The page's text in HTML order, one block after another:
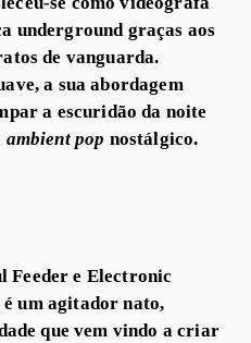
underground graças aos
de vanguarda.
a sua abordagem
a escuridão da noite
ambient pop nostálgico.
Feeder e Electronic
um agitador nato,
que vem vindo a criar